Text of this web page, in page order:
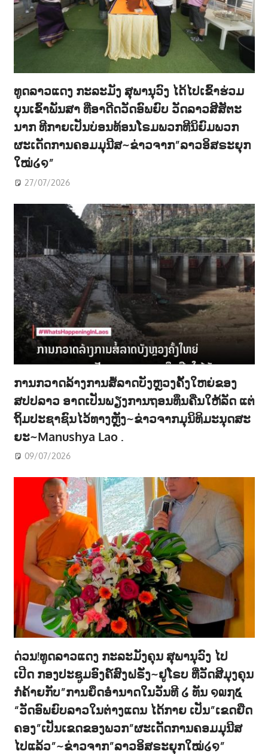
ທູດລາວແດງ ກະລະມັງ ສຸພານຸວົງ ໄດ້ໄປເຂົ້າຮ່ວມ
ບຸນເຂົ້າພັນສາ ທີ່ອາດີດວັດອົພຍົບ ວັດລາວສີສັຕະ
ນາກ ທີກາຍເປັນບ່ອນທ້ອນໂຣມພວກທີນິຍົມພວກ
ຜະເດັດການຄອມມຸນີສ~ຂ່າວຈາກ”ລາວອິສຣະຍຸກ
ໃໝ່໒໑”
27/07/2026
ການກວາດລ້າງການສໍ້ລາດບັງຫຼວງຄັ້ງໃຫຍ່ຂອງ
ສປປລາວ ອາດເປັນພຽງການຖອນທຶນຄືນໃຫ້ລັດ ແຕ່
ຖິ້ມປະຊາຊົນໄວ້ທາງຫຼັງ~ຂ່າວຈາກມຸນິທິມະນຸດສະ
ຍະ~Manushya Lao .
09/07/2026
ດ່ວນ!ທູດລາວແດງ ກະລະມັງຄຸນ ສຸພານຸວົງ ໄປ
ເປີດ ກອງປະຊູມອົງຄ໌ສົງຝຣັ່ງ~ຢູໂຣບ ທີ່ວັດສີມຸງຄຸນ
ກໍຄ້າຍກັບ”ການຍຶດອຳນາດໃນວັນທີ ໒ ທັນ ໑໙໗໕
“ວັດອົພຍົບລາວໃນຕ່າງແດນ ໄດ້ກາຍ ເປັນ”ເຂດຍືດ
ຄອງ”ເປັນເຂດຂອງພວກ”ຜະເດັດການຄອມມຸນີສ
ໄປແລ້ວ”~ຂ່າວຈາກ”ລາວອິສຣະຍຸກໃໝ່໒໑”